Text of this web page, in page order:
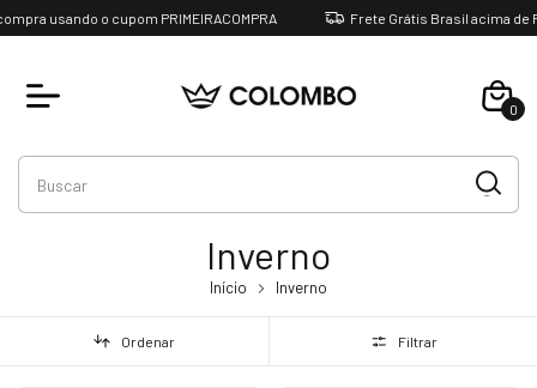
usando o cupom PRIMEIRACOMPRA Frete Grátis Brasil acima de R$
0
Inverno
Início Inverno
Ordenar Filtrar